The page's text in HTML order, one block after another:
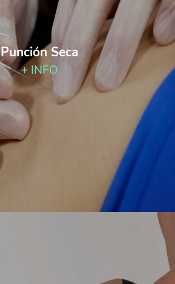
Punción Seca
+ INFO